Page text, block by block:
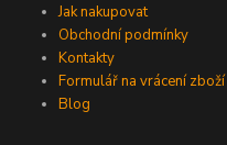
Jak nakupovat
Obchodní podmínky
Kontakty
Formulář na vrácení zboží
Blog